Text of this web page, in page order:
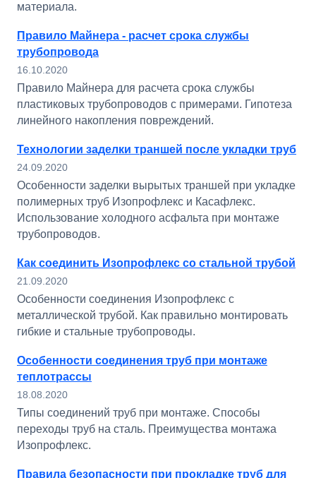
материала.
Правило Майнера - расчет срока службы
трубопровода
16.10.2020
Правило Майнера для расчета срока службы
пластиковых трубопроводов с примерами. Гипотеза
линейного накопления повреждений.
Технологии заделки траншей после укладки труб
24.09.2020
Особенности заделки вырытых траншей при укладке
полимерных труб Изопрофлекс и Касафлекс.
Использование холодного асфальта при монтаже
трубопроводов.
Как соединить Изопрофлекс со стальной трубой
21.09.2020
Особенности соединения Изопрофлекс с
металлической трубой. Как правильно монтировать
гибкие и стальные трубопроводы.
Особенности соединения труб при монтаже
теплотрассы
18.08.2020
Типы соединений труб при монтаже. Способы
переходы труб на сталь. Преимущества монтажа
Изопрофлекс.
Правила безопасности при прокладке труб для